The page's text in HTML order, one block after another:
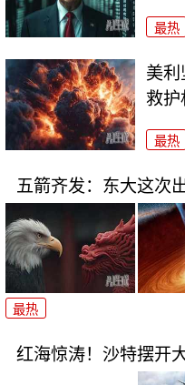
最热
美利
救护
最热
五箭齐发：东大这次
最热
红海惊涛！沙特摆开